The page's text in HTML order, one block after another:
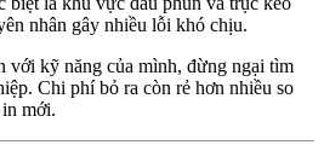
nhân gây nhiều lỗi khó chịu.
với kỹ năng của mình, đừng ngại tìm
Chi phí bỏ ra còn rẻ hơn nhiều so
mới.